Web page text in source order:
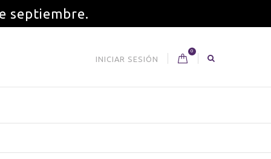
septiembre.
0
INICIAR SESIÓN